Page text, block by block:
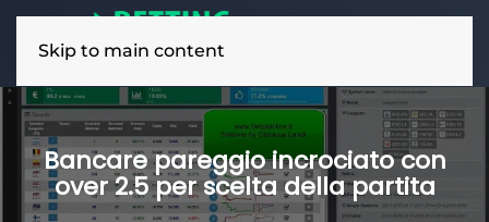
Skip to main content
Bancare pareggio incrociato con
over 2.5 per scelta della partita